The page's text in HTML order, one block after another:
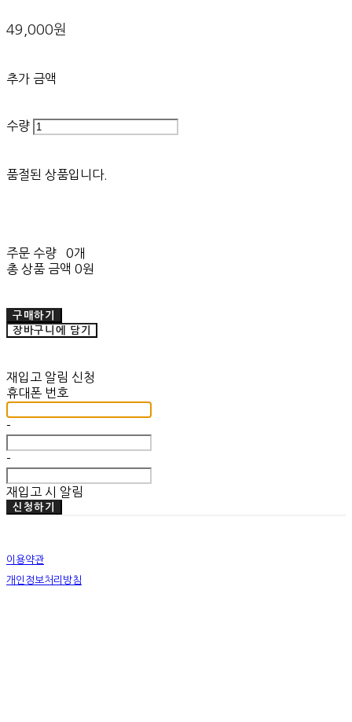
49,000원
추가 금액
수량
품절된 상품입니다.
주문 수량
0개
총 상품 금액 0원
구매하기
장바구니에 담기
재입고 알림 신청
휴대폰 번호
-
-
재입고 시 알림
신청하기
이용약관
개인정보처리방침